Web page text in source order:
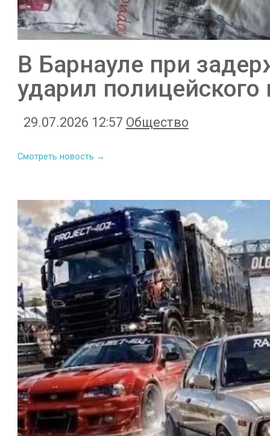
В Барнауле при
ударил
29.07.2026 12:57 Общество
Смотреть новость →